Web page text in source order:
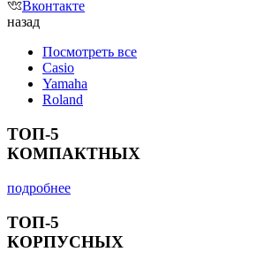
Вконтакте
назад
Посмотреть все
Casio
Yamaha
Roland
ТОП-5
КОМПАКТНЫХ
подробнее
ТОП-5
КОРПУСНЫХ